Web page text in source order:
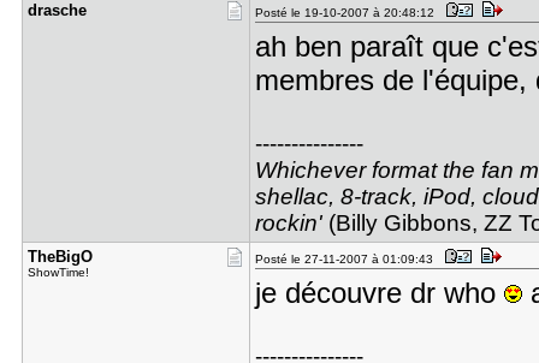
drasche Posté le 19-10-2007 à 20:48:12
ah ben paraît que
membres de
---------------
Whichever format the fan
shellac, 8-track, iPod,
rockin'(Billy Gibbons, ZZ
TheBigO
ShowTime!
Posté le 27-11-2007 à 01:09:43
je découvre dr who
---------------